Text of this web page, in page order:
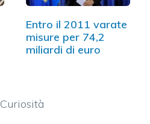
Entro il 2011 varate
misure per 74,2
miliardi di euro
Curiosità